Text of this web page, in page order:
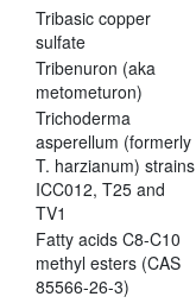
Tribasic copper
sulfate
Tribenuron (aka
metometuron)
Trichoderma
asperellum (formerly
T. harzianum) strains
ICC012, T25 and
TV1
Fatty acids C8-C10
methyl esters (CAS
85566-26-3)